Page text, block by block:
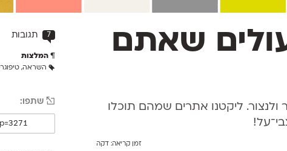
שאתם
ליקטנו אתרים שמהם תוכלו
זמן קריאה:דקה
7 תגובות
המלצות
השראה,
שתפו: